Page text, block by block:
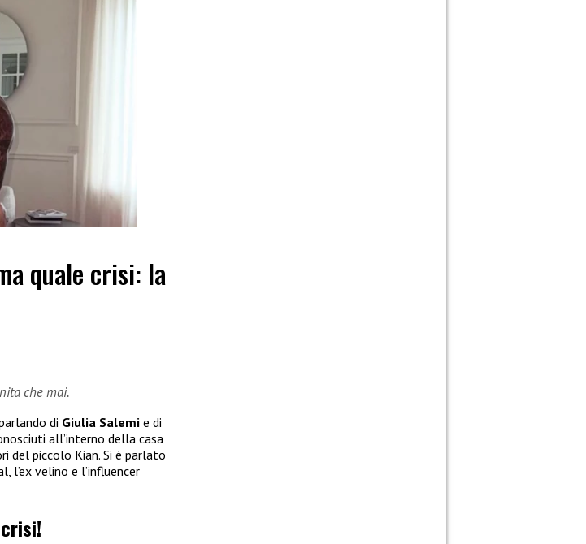
quale crisi: la
che mai.
di Giulia Salemi e di
all’interno della casa
del piccolo Kian. Si è parlato
l’ex velino e l’influencer